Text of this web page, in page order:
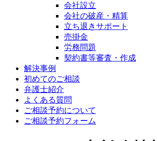
会社設立
会社の破産・精算
立ち退きサポート
売掛金
労務問題
契約書等審査・作成
解決事例
初めてのご相談
弁護士紹介
よくある質問
ご相談予約について
ご相談予約フォーム